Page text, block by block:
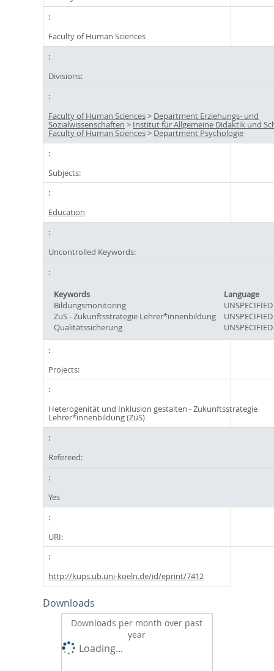
Faculty of Human Sciences
Divisions:
Faculty of Human Sciences> Department Erziehungs- und
Sozialwissenschaften > Institut für Allgemeine Didaktik und
Faculty of Human Sciences> Department Psychologie
Subjects:
Education
Uncontrolled Keywords:
Keywords
Language
Bildungsmonitoring
UNSPECIFIED
ZuS - Zukunftsstrategie Lehrer*innenbildung
UNSPECIFIED
Qualitätssicherung
UNSPECIFIED
Projects:
Heterogenität und Inklusion gestalten - Zukunftsstrategie
Lehrer*innenbildung (ZuS)
Refereed:
Yes
URI:
http://kups.ub.uni-koeln.de/id/eprint/7412
Downloads
Downloads per month over past
year
Loading...